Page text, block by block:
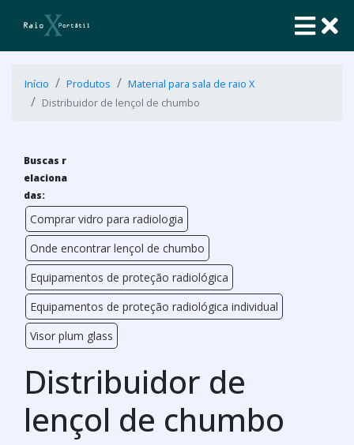
Início Produtos
Material para sala de raio X
Distribuidor de lençol de chumbo
Buscas r
elaciona
das:
Comprar vidro para radiologia
Onde encontrar lençol de chumbo
Equipamentos de proteção radiológica
Equipamentos de proteção radiológica individual
Visor plum glass
Distribuidor de
lençol de chumbo